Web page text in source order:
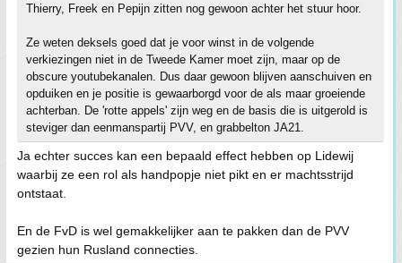
Thierry, Freek en Pepijn zitten nog gewoon achter het stuur hoor.
Ze weten deksels goed dat je voor winst in de volgende
verkiezingen niet in de Tweede Kamer moet zijn, maar op de
obscure youtubekanalen. Dus daar gewoon blijven aanschuiven en
opduiken en je positie is gewaarborgd voor de als maar groeiende
achterban. De 'rotte appels' zijn weg en de basis die is uitgerold is
steviger dan eenmanspartij PVV, en grabbelton JA21.
Ja echter succes kan een bepaald effect hebben op Lidewij
waarbij ze een rol als handpopje niet pikt en er machtsstrijd
ontstaat.
En de FvD is wel gemakkelijker aan te pakken dan de PVV
gezien hun Rusland connecties.